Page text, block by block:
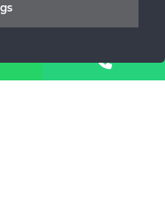
MG